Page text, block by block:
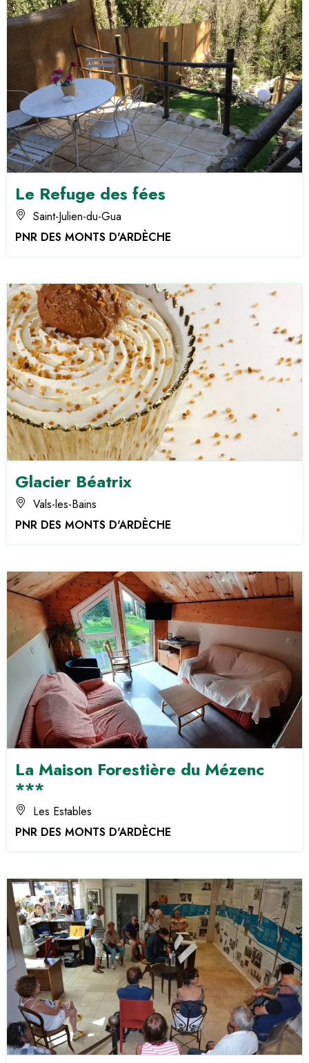
Le Refuge des fées
Saint-Julien-du-Gua
PNR DES MONTS D'ARDÈCHE
Glacier Béatrix
Vals-les-Bains
PNR DES MONTS D'ARDÈCHE
La Maison Forestière du Mézenc
***
Les Estables
PNR DES MONTS D'ARDÈCHE